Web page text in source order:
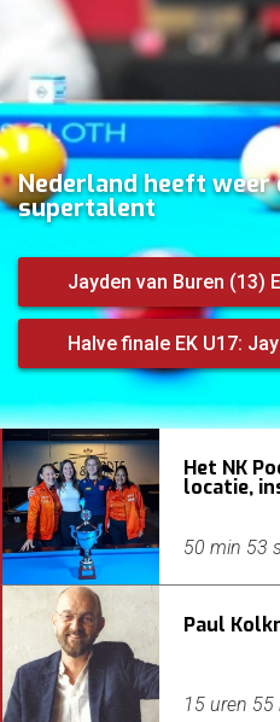
Nederland heeft weer
supertalent
Jayden van Buren (13)
Halve finale EK U17:
Het NK
locatie,
50 min 53
Paul
15 uren 55